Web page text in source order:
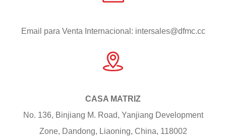
Email para Venta Internacional: intersales@dfmc.cc
CASA MATRIZ
No. 136, Binjiang M. Road, Yanjiang Development
Zone, Dandong, Liaoning, China, 118002